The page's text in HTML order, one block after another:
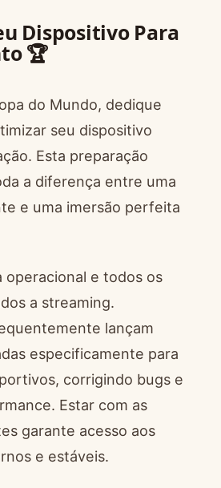
Dispositivo Para
🏆
do Mundo, dedique
seu dispositivo
Esta preparação
a diferença entre uma
e uma imersão perfeita
operacional e todos os
a streaming.
lançam
especificamente para
corrigindo bugs e
Estar com as
garante acesso aos
e estáveis.